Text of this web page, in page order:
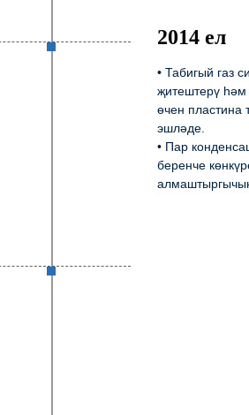
2014 ел
• Табигый газ
җитештерү
өчен
эшләде.
• Пар
беренче